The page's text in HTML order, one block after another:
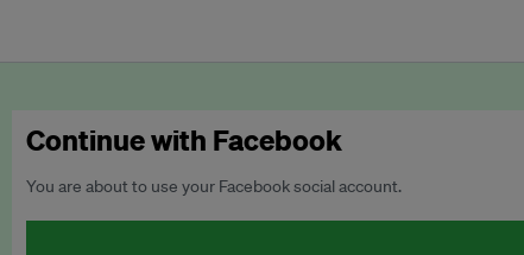
Continue with Facebook
You are about to use your Facebook social account.